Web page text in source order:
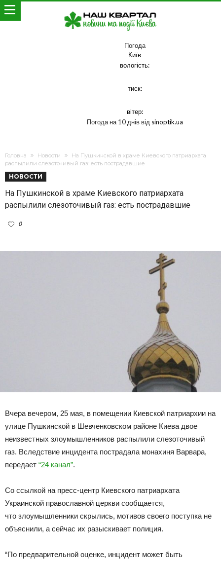
Погода
Київ
вологість:
тиск:
вітер:
Погода на 10 днів від sinoptik.ua
Головна Новости
На Пушкинской в храме Киевского патриархата
распылили слезоточивый газ: есть пострадавшие
НОВОСТИ
На Пушкинской в храме Киевского патриархата
распылили слезоточивый газ: есть пострадавшие
0
Вчера вечером, 25 мая, в помещении Киевской патриархии на
улице Пушкинской в ​​Шевченковском районе Киева двое
неизвестных злоумышленников распылили слезоточивый
газ. Вследствие инцидента пострадала монахиня Варвара,
передает “24 канал”.
Со ссылкой на пресс-центр Киевского патриархата
Украинской православной церкви сообщается,
что злоумышленники скрылись, мотивов своего поступка не
объяснили, а сейчас их разыскивает полиция.
“По предварительной оценке, инцидент может быть